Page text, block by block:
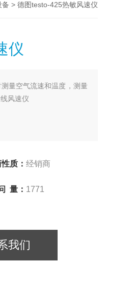
备 > 德图testo-425热敏风速仪
仪
量空气流速和温度，测量
风速仪
性质：经销商
量： 1771
我们